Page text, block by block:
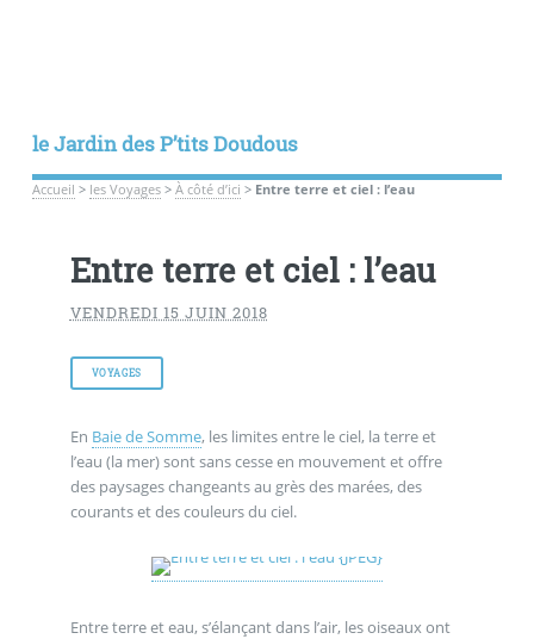
le Jardin des P’tits Doudous
Accueil > les Voyages> À côté d’ici > Entre terre et ciel : l’eau
Entre terre et ciel : l’eau
VENDREDI 15 JUIN 2018
VOYAGES
En Baie de Somme, les limites entre le ciel, la terre et
l’eau (la mer) sont sans cesse en mouvement et offre
des paysages changeants au grès des marées, des
courants et des couleurs du ciel.
Entre terre et eau, s’élançant dans l’air, les oiseaux ont